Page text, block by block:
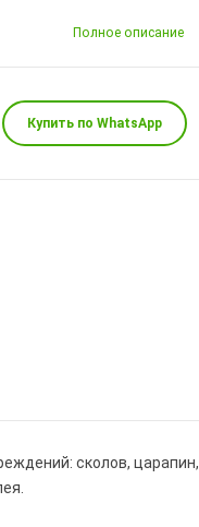
Полное описание
Купить по WhatsApp
сколов, царапин,